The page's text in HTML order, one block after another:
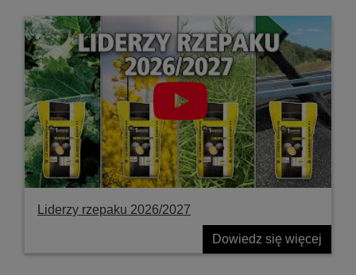
Liderzy rzepaku 2026/2027
Dowiedz się więcej